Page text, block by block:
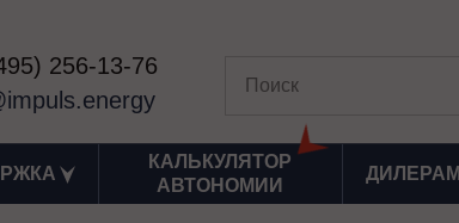
256-13-76
КАЛЬКУЛЯТОР
АВТОНОМИИ
ДИЛЕРАМ